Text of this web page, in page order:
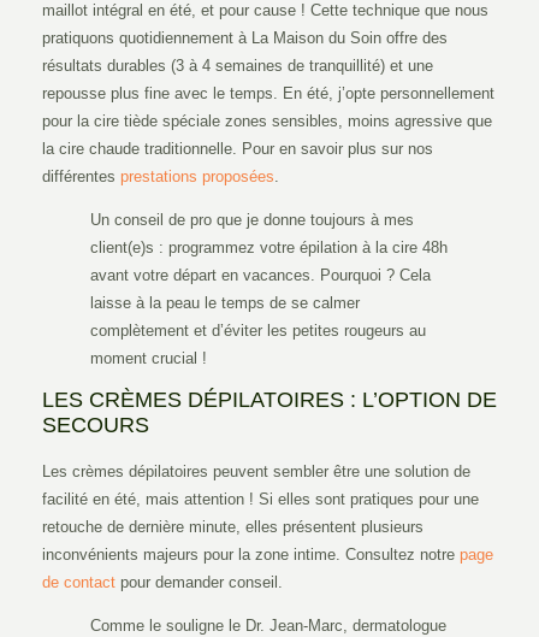
maillot intégral en été, et pour cause ! Cette technique que nous
pratiquons quotidiennement à La Maison du Soin offre des
résultats durables (3 à 4 semaines de tranquillité) et une
repousse plus fine avec le temps. En été, j’opte personnellement
pour la cire tiède spéciale zones sensibles, moins agressive que
la cire chaude traditionnelle. Pour en savoir plus sur nos
différentes prestations proposées.
Un conseil de pro que je donne toujours à mes
client(e)s : programmez votre épilation à la cire 48h
avant votre départ en vacances. Pourquoi ? Cela
laisse à la peau le temps de se calmer
complètement et d’éviter les petites rougeurs au
moment crucial !
LES CRÈMES DÉPILATOIRES : L’OPTION DE
SECOURS
Les crèmes dépilatoires peuvent sembler être une solution de
facilité en été, mais attention ! Si elles sont pratiques pour une
retouche de dernière minute, elles présentent plusieurs
inconvénients majeurs pour la zone intime. Consultez notre page
de contact pour demander conseil.
Comme le souligne le Dr. Jean-Marc, dermatologue